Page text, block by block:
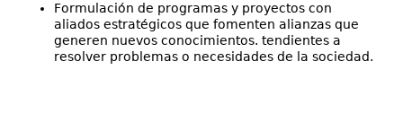
Formulación de programas y proyectos con
aliados estratégicos que fomenten alianzas que
generen nuevos conocimientos. tendientes a
resolver problemas o necesidades de la sociedad.